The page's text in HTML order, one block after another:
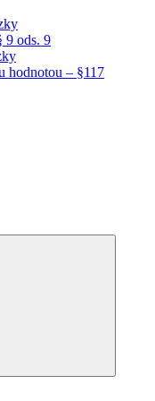
9 ods. 9
hodnotou – §117